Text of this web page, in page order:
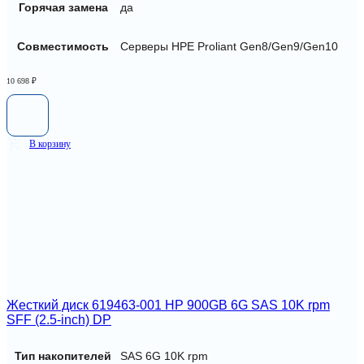
Горячая замена да
Совместимость Серверы HPE Proliant Gen8/Gen9/Gen10
10 698 ₽
В корзину
Жесткий диск 619463-001 HP 900GB 6G SAS 10K rpm
SFF (2.5-inch) DP
Тип накопителей SAS 6G 10K rpm